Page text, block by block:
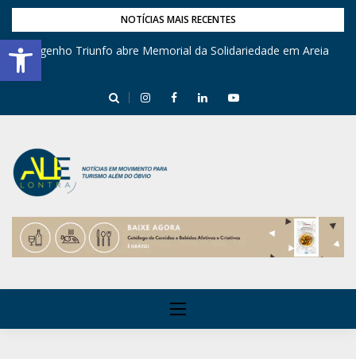
Barra de Ferramentas Aberta
NOTÍCIAS MAIS RECENTES
Engenho Triunfo abre Memorial da Solidariedade em Areia